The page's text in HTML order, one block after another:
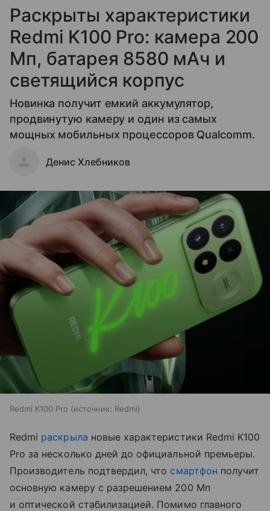
Раскрыты характеристики
Redmi K100 Pro: камера 200
Мп, батарея 8580 мАч и
светящийся корпус
Новинка получит емкий аккумулятор,
продвинутую камеру и один из самых
мощных мобильных процессоров Qualcomm.
Денис Хлебников
Redmi K100 Pro источник: Redmi
Redmi раскрыла новые характеристики Redmi K100
Pro за несколько дней до официальной премьеры.
Производитель подтвердил, что смартфон получит
основную камеру с разрешением 200 Мп
и оптической стабилизацией. Помимо главного